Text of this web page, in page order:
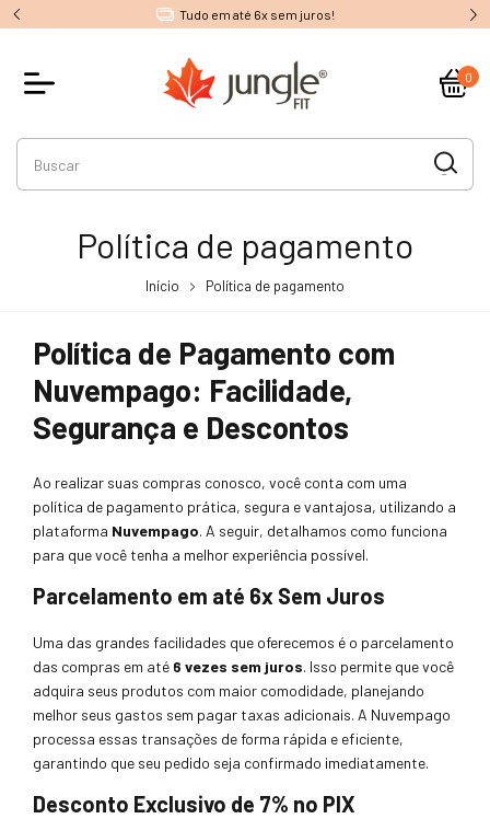
Tudo em até 6x sem juros!
0
Política de pagamento
Início Política de pagamento
Política de Pagamento com
Nuvempago: Facilidade,
Segurança e Descontos
Ao realizar suas compras conosco, você conta com uma
política de pagamento prática, segura e vantajosa, utilizando a
plataforma Nuvempago. A seguir, detalhamos como funciona
para que você tenha a melhor experiência possível.
Parcelamento em até 6x Sem Juros
Uma das grandes facilidades que oferecemos é o parcelamento
das compras em até 6 vezes sem juros. Isso permite que você
adquira seus produtos com maior comodidade, planejando
melhor seus gastos sem pagar taxas adicionais. A Nuvempago
processa essas transações de forma rápida e eficiente,
garantindo que seu pedido seja confirmado imediatamente.
Desconto Exclusivo de 7% no PIX